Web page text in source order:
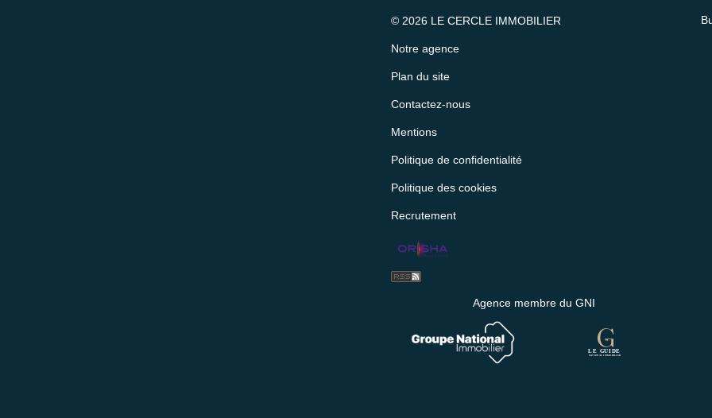
© 2026 LE CERCLE IMMOBILIER
Notre agence
Plan du site
Contactez-nous
Mentions
Politique de confidentialité
Politique des cookies
Recrutement
Agence membre du GNI